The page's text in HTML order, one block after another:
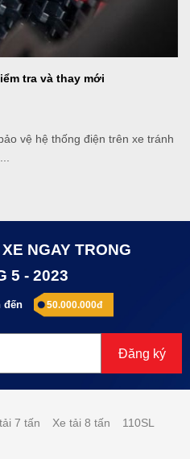
tra và thay mới
vệ hệ thống điện trên xe tránh
NGAY TRONG
5 - 2023
đến 50.000.000đ
Đăng ký
7 tấn Xe tải 8 tấn
110SL